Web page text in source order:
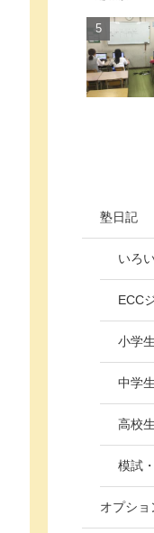
塾日記
いろ
ECC
小学生
中学生
高校生
模試
オプシ